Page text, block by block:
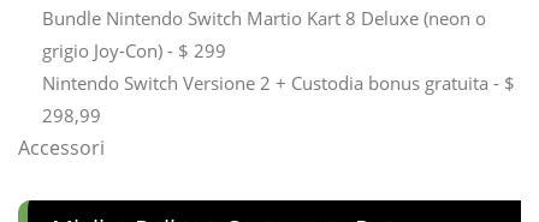
Bundle Nintendo Switch Martio Kart 8 Deluxe (neon o
grigio Joy-Con) - $ 299
Nintendo Switch Versione 2 + Custodia bonus gratuita - $
298,99
Accessori